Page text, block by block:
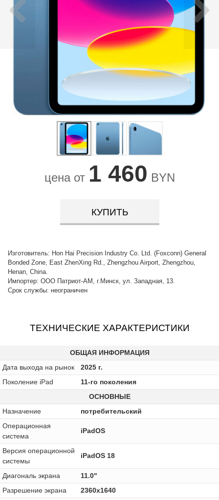
цена от 1 460 BYN
КУПИТЬ
Изготовитель: Hon Hai Precision Industry Co. Ltd. (Foxconn) General
Bonded Zone, East ZhenXing Rd., Zhengzhou Airport, Zhengzhou,
Henan, China.
Импортер: ООО Патриот-АМ, г.Минск, ул. Западная, 13.
Срок службы: неограничен
ТЕХНИЧЕСКИЕ ХАРАКТЕРИСТИКИ
ОБЩАЯ ИНФОРМАЦИЯ
Дата выхода на рынок
2025 г.
Поколение iPad
11-го поколения
ОСНОВНЫЕ
Назначение
потребительский
Операционная
система
iPadOS
Версия операционной
системы
iPadOS 18
Диагональ экрана
11.0"
Разрешение экрана
2360x1640